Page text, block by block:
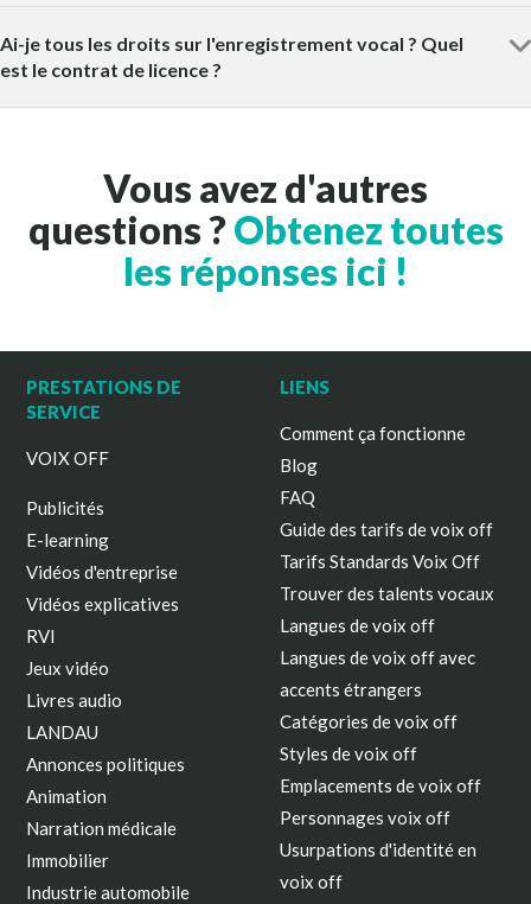
Ai-je tous les droits sur l'enregistrement vocal ? Quel
est le contrat de licence ?
Vous avez d'autres
questions ? Obtenez toutes
les réponses ici !
PRESTATIONS DE
SERVICE
VOIX OFF
Publicités
E-learning
Vidéos d'entreprise
Vidéos explicatives
RVI
Jeux vidéo
Livres audio
LANDAU
Annonces politiques
Animation
Narration médicale
Immobilier
Industrie automobile
LIENS
Comment ça fonctionne
Blog
FAQ
Guide des tarifs de voix off
Tarifs Standards Voix Off
Trouver des talents vocaux
Langues de voix off
Langues de voix off avec
accents étrangers
Catégories de voix off
Styles de voix off
Emplacements de voix off
Personnages voix off
Usurpations d'identité en
voix off